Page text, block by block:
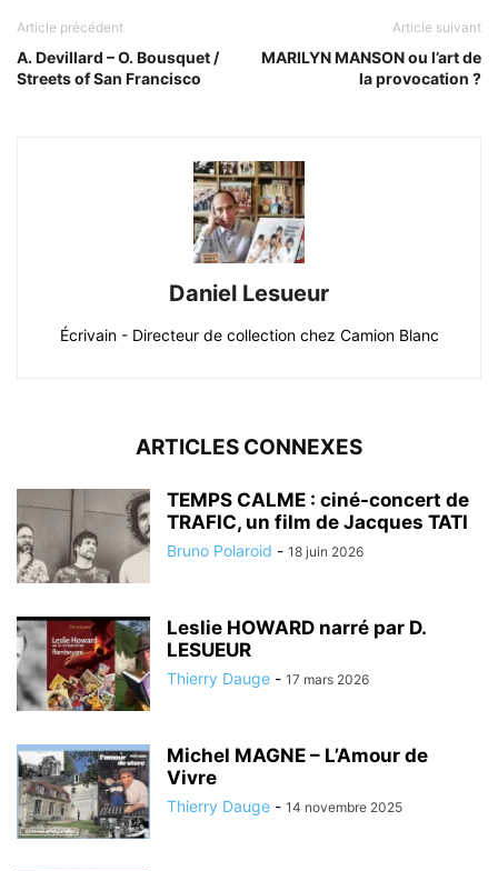
Article précédent
A. Devillard – O. Bousquet /
Streets of San Francisco
Article suivant
MARILYN MANSON ou l’art de
la provocation ?
Daniel Lesueur
Écrivain - Directeur de collection chez Camion Blanc
ARTICLES CONNEXES
TEMPS CALME : ciné-concert de
TRAFIC, un film de Jacques TATI
Bruno Polaroid - 18 juin 2026
Leslie HOWARD narré par D.
LESUEUR
Thierry Dauge - 17 mars 2026
Michel MAGNE – L’Amour de
Vivre
Thierry Dauge - 14 novembre 2025